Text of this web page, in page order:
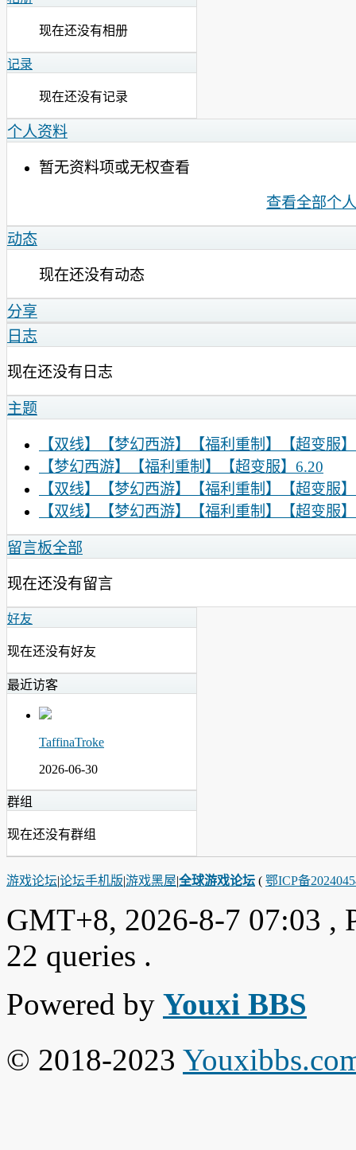
现在还没有相册
记录
现在还没有记录
个人资料
暂无资料项或无权查看
查看全部个
动态
现在还没有动态
分享
日志
现在还没有日志
主题
【双线】【梦幻西游】【福利重制】【超变服
【梦幻西游】【福利重制】【超变服】6.20
【双线】【梦幻西游】【福利重制】【超变服
【双线】【梦幻西游】【福利重制】【超变服
留言板全部
现在还没有留言
好友
现在还没有好友
最近访客
TaffinaTroke
2026-06-30
群组
现在还没有群组
游戏论坛|论坛手机版|游戏黑屋|全球游戏论坛 ( 鄂ICP备
GMT+8, 2026-8-7 07:03 ,
22 queries .
Powered by Youxi BBS
© 2018-2023